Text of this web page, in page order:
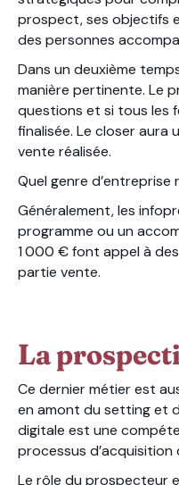
prospect, ses objectifs
des personnes
Dans un deuxième
manière pertinente. Le
questions et si tous les
finalisée. Le closer aura
vente réalisée.
Quel genre
Généralement, les
programme ou un
1 000 € font appel à
partie vente.
La
Ce dernier métier est
en amont du setting et
digitale est une
processus
Le rôle du prospecteur